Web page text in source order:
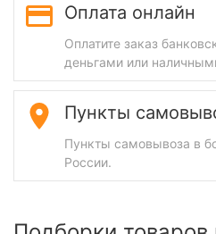
Оплата онлайн
Оплатите заказ
деньгами или
Пункты
Пункты самовывоза в
России.